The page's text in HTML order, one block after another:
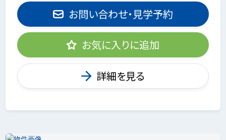
お問い合わせ・見学予約
お気に入りに追加
詳細を見る